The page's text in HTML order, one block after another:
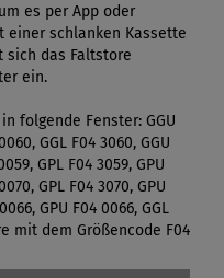
es per App oder
einer schlanken Kassette
sich das Faltstore
ein.
folgende Fenster: GGU
GGL F04 3060, GGU
GPL F04 3059, GPU
GPL F04 3070, GPU
GPU F04 0066, GGL
mit dem Größencode F04